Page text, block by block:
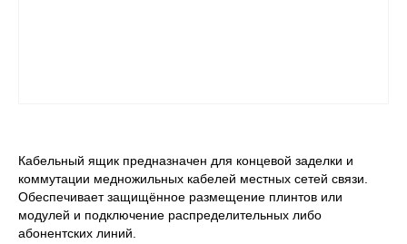
Кабельный ящик предназначен для концевой заделки и
коммутации медножильных кабелей местных сетей связи.
Обеспечивает защищённое размещение плинтов или
модулей и подключение распределительных либо
абонентских линий.